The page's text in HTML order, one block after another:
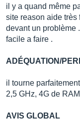
il y a quand même
site reason aide très
devant un problème
facile a faire .
ADÉQUATION/
il tourne
2,5 GHz, 4G de
AVIS GLOBAL